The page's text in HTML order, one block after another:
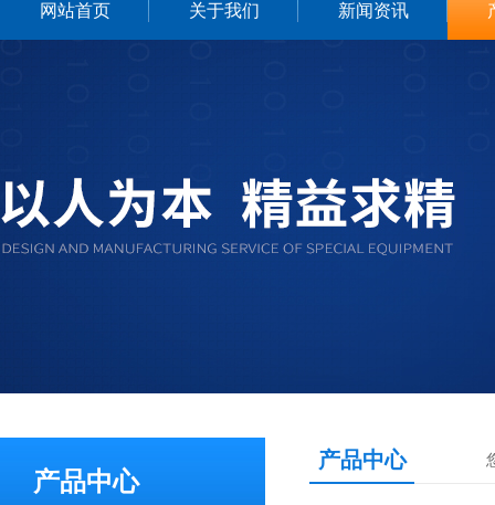
网站首页 关于我们 新闻资讯
产品中心
产品中心